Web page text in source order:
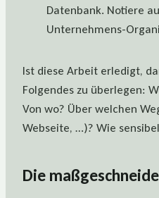
Datenbank. Notiere
Unternehmens-
Ist diese Arbeit erledigt,
Folgendes zu überlegen:
Von wo? Über welchen
Webseite, …)? Wie
Die